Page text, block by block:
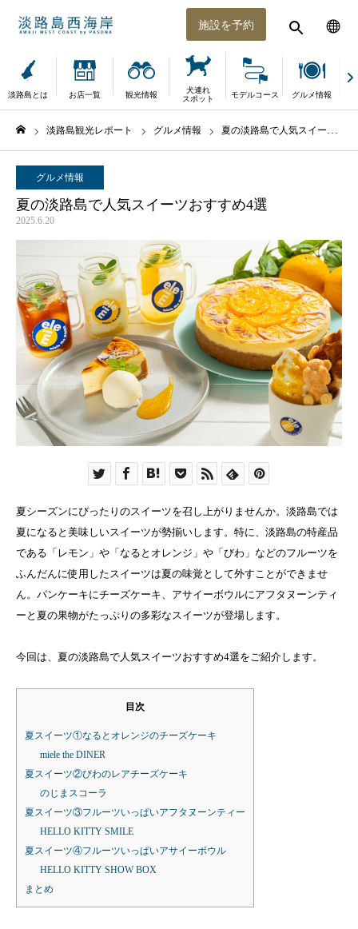
施設を予約
淡路島とは お店一覧 観光情報
犬連れ
スポット
モデルコース グルメ情報
淡路島観光レポート グルメ情報 夏の淡路島で人気スイーツおすすめ4選
グルメ情報
夏の淡路島で人気スイーツおすすめ4選
2025.6.20
夏シーズンにぴったりのスイーツを召し上がりませんか。淡路島では
夏になると美味しいスイーツが勢揃いします。特に、淡路島の特産品
である「レモン」や「なるとオレンジ」や「びわ」などのフルーツを
ふんだんに使用したスイーツは夏の味覚として外すことができませ
ん。パンケーキにチーズケーキ、アサイーボウルにアフタヌーンティ
ーと夏の果物がたっぷりの多彩なスイーツが登場します。
今回は、夏の淡路島で人気スイーツおすすめ4選をご紹介します。
目次
夏スイーツ①なるとオレンジのチーズケーキ
miele the DINER
夏スイーツ②びわのレアチーズケーキ
のじまスコーラ
夏スイーツ③フルーツいっぱいアフタヌーンティー
HELLO KITTY SMILE
夏スイーツ④フルーツいっぱいアサイーボウル
HELLO KITTY SHOW BOX
まとめ